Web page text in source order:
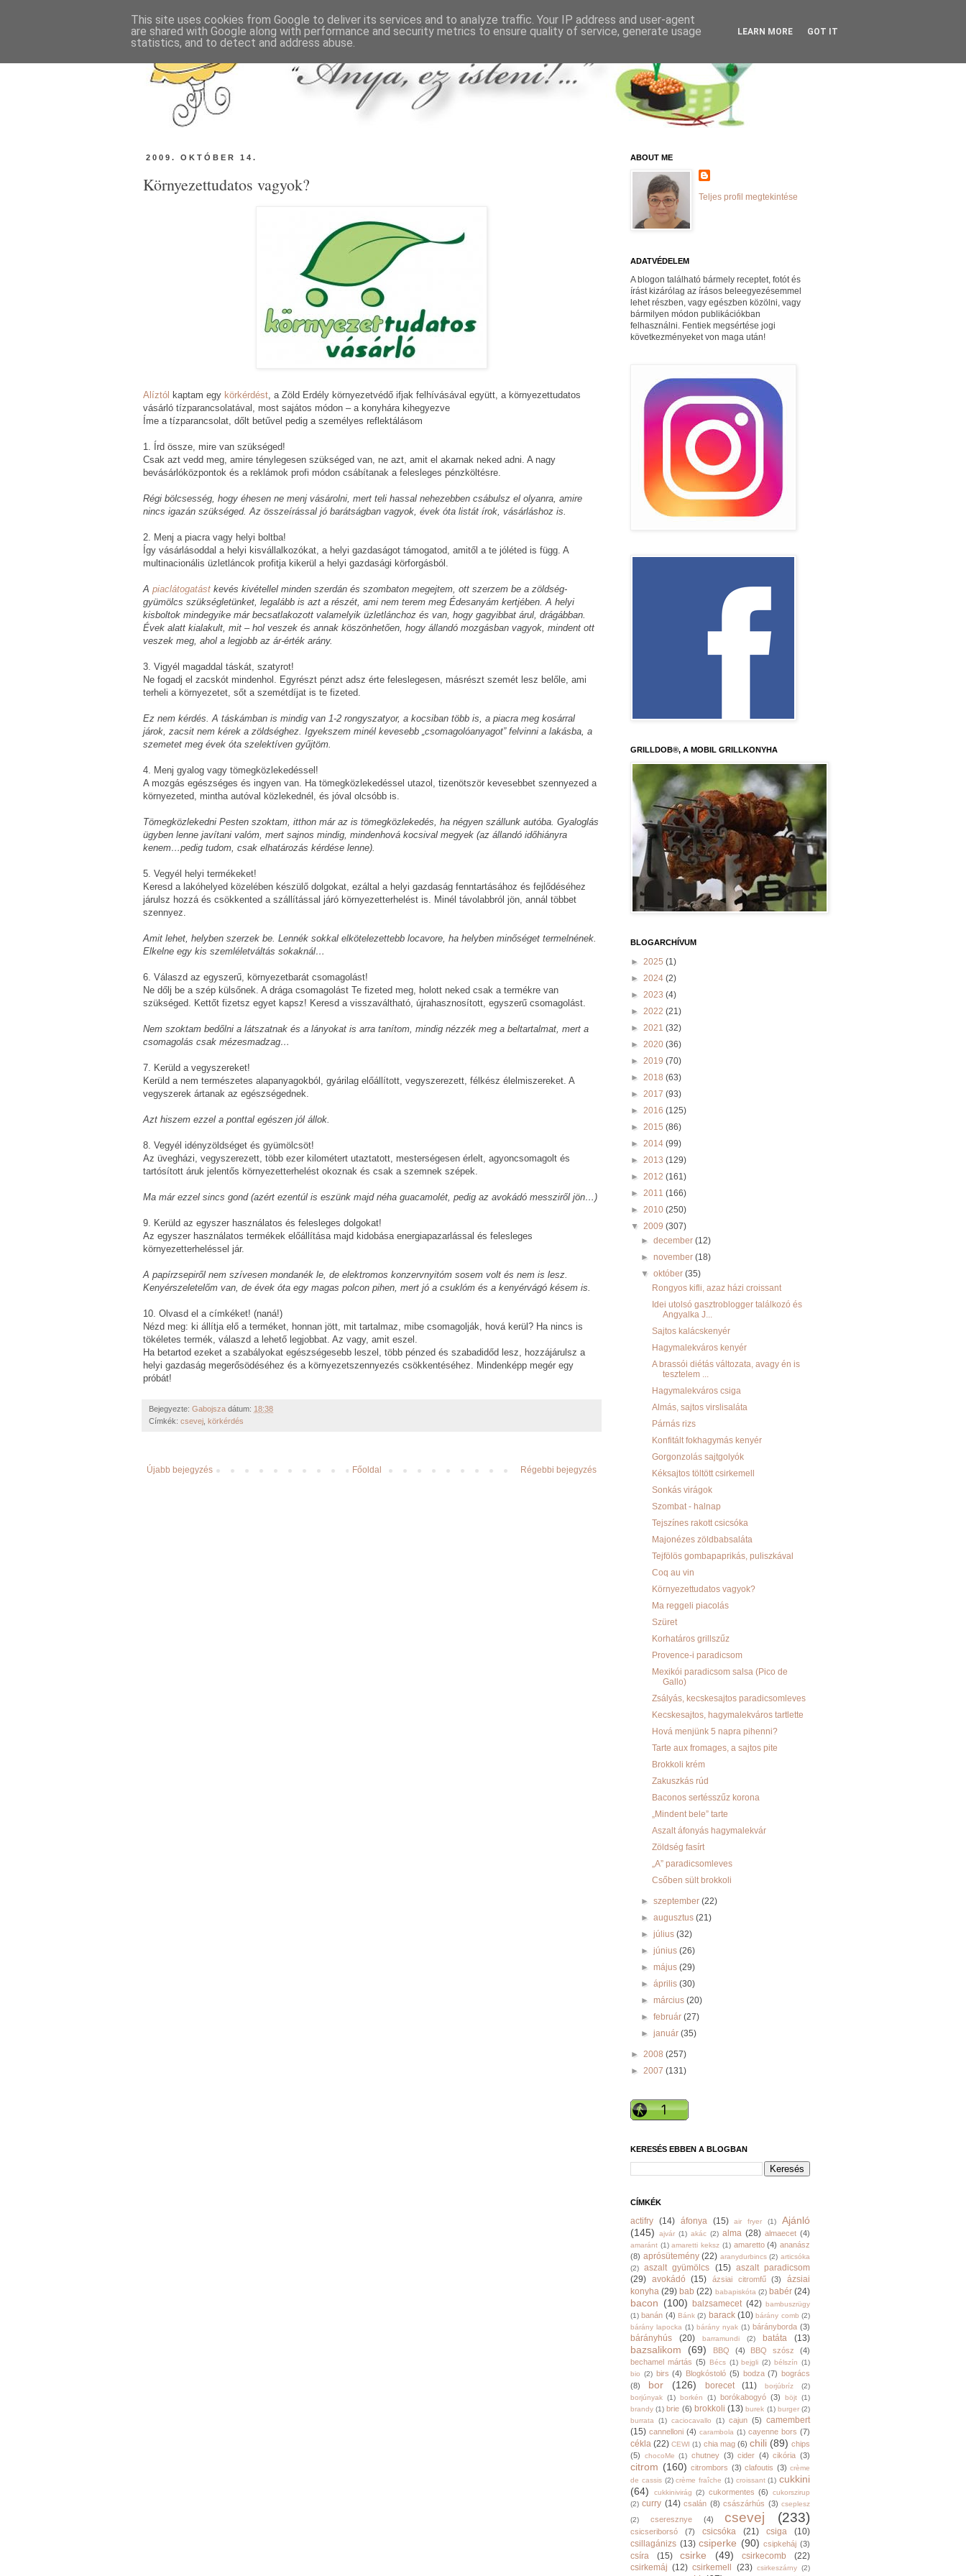
2009. OKTÓBER 14.
Környezettudatos vagyok?
Alíztól kaptam egy körkérdést , a Zöld Erdély környezetvédő ifjak felhívásával együtt, a környezettudatos
vásárló tízparancsolatával, most sajátos módon – a konyhára kihegyezve
Íme a tízparancsolat, dőlt betűvel pedig a személyes reflektálásom
1. Írd össze, mire van szükséged!
Csak azt vedd meg, amire ténylegesen szükséged van, ne azt, amit el akarnak neked adni. A nagy
bevásárlóközpontok és a reklámok profi módon csábítanak a felesleges pénzköltésre.
Régi bölcsesség, hogy éhesen ne menj vásárolni, mert teli hassal nehezebben csábulsz el olyanra, amire
nincs igazán szükséged. Az összeírással jó barátságban vagyok, évek óta listát írok, vásárláshoz is.
2. Menj a piacra vagy helyi boltba!
Így vásárlásoddal a helyi kisvállalkozókat, a helyi gazdaságot támogatod, amitől a te jóléted is függ. A
multinacionális üzletláncok profitja kikerül a helyi gazdasági körforgásból.
A piaclátogatást kevés kivétellel minden szerdán és szombaton megejtem, ott szerzem be a zöldség-
gyümölcs szükségletünket, legalább is azt a részét, ami nem terem meg Édesanyám kertjében. A helyi
kisboltok mindegyike már becsatlakozott valamelyik üzletlánchoz és van, hogy gagyibbat árul, drágábban.
Évek alatt kialakult, mit – hol veszek és annak köszönhetően, hogy állandó mozgásban vagyok, mindent ott
veszek meg, ahol a legjobb az ár-érték arány.
3. Vigyél magaddal táskát, szatyrot!
Ne fogadj el zacskót mindenhol. Egyrészt pénzt adsz érte feleslegesen, másrészt szemét lesz belőle, ami
terheli a környezetet, sőt a szemétdíjat is te fizeted.
Ez nem kérdés. A táskámban is mindig van 1-2 rongyszatyor, a kocsiban több is, a piacra meg kosárral
járok, zacsit nem kérek a zöldséghez. Igyekszem minél kevesebb „csomagolóanyagot” felvinni a lakásba, a
szemetet meg évek óta szelektíven gyűjtöm.
4. Menj gyalog vagy tömegközlekedéssel!
A mozgás egészséges és ingyen van. Ha tömegközlekedéssel utazol, tizenötször kevesebbet szennyezed a
környezeted, mintha autóval közlekednél, és jóval olcsóbb is.
Tömegközlekedni Pesten szoktam, itthon már az is tömegközlekedés, ha négyen szállunk autóba. Gyaloglás
ügyben lenne javítani valóm, mert sajnos mindig, mindenhová kocsival megyek (az állandó időhiányra
kenem…pedig tudom, csak elhatározás kérdése lenne).
5. Vegyél helyi termékeket!
Keresd a lakóhelyed közelében készülő dolgokat, ezáltal a helyi gazdaság fenntartásához és fejlődéséhez
járulsz hozzá és csökkented a szállítással járó környezetterhelést is. Minél távolabbról jön, annál többet
szennyez.
Amit lehet, helyben szerzek be. Lennék sokkal elkötelezettebb locavore, ha helyben minőséget termelnének.
Elkelne egy kis szemléletváltás sokaknál…
6. Válaszd az egyszerű, környezetbarát csomagolást!
Ne dőlj be a szép külsőnek. A drága csomagolást Te fizeted meg, holott neked csak a termékre van
szükséged. Kettőt fizetsz egyet kapsz! Keresd a visszaváltható, újrahasznosított, egyszerű csomagolást.
Nem szoktam bedőlni a látszatnak és a lányokat is arra tanítom, mindig nézzék meg a beltartalmat, mert a
csomagolás csak mézesmadzag…
7. Kerüld a vegyszereket!
Kerüld a nem természetes alapanyagokból, gyárilag előállított, vegyszerezett, félkész élelmiszereket. A
vegyszerek ártanak az egészségednek.
Azt hiszem ezzel a ponttal egészen jól állok.
8. Vegyél idényzöldséget és gyümölcsöt!
Az üvegházi, vegyszerezett, több ezer kilométert utaztatott, mesterségesen érlelt, agyoncsomagolt és
tartósított áruk jelentős környezetterhelést okoznak és csak a szemnek szépek.
Ma már ezzel sincs gond (azért ezentúl is eszünk majd néha guacamolét, pedig az avokádó messziről jön…)
9. Kerüld az egyszer használatos és felesleges dolgokat!
Az egyszer használatos termékek előállítása majd kidobása energiapazarlással és felesleges
környezetterheléssel jár.
A papírzsepiről nem szívesen mondanék le, de elektromos konzervnyitóm sosem volt és nem is lesz.
Kenyérszeletelőm van, de évek óta egy magas polcon pihen, mert jó a csuklóm és a kenyérvágó késem is.
10. Olvasd el a címkéket! (naná!)
Nézd meg: ki állítja elő a terméket, honnan jött, mit tartalmaz, mibe csomagolják, hová kerül? Ha nincs is
tökéletes termék, válaszd a lehető legjobbat. Az vagy, amit eszel.
Ha betartod ezeket a szabályokat egészségesebb leszel, több pénzed és szabadidőd lesz, hozzájárulsz a
helyi gazdaság megerősödéséhez és a környezetszennyezés csökkentéséhez. Mindenképp megér egy
próbát!
Bejegyezte: Gabojsza dátum: 18:38
Címkék: csevej körkérdés
Újabb bejegyzés Régebbi bejegyzés
Főoldal
ABOUT ME
Teljes profil megtekintése
ADATVÉDELEM
A blogon található bármely receptet, fotót és
írást kizárólag az írásos beleegyezésemmel
lehet részben, vagy egészben közölni, vagy
bármilyen módon publikációkban
felhasználni. Fentiek megsértése jogi
következményeket von maga után!
GRILLDOB®, A MOBIL GRILLKONYHA
BLOGARCHÍVUM
► 2025 (1)
► 2024 (2)
► 2023 (4)
► 2022 (21)
► 2021 (32)
► 2020 (36)
► 2019 (70)
► 2018 (63)
► 2017 (93)
► 2016 (125)
► 2015 (86)
► 2014 (99)
► 2013 (129)
► 2012 (161)
► 2011 (166)
► 2010 (250)
▼ 2009 (307)
►december(12)
►november(18)
▼október(35)
Rongyos kifli, azaz házi croissant
Idei utolsó gasztroblogger találkozó és
Angyalka J...
Sajtos kalácskenyér
Hagymalekváros kenyér
A brassói diétás változata, avagy én is
tesztelem ...
Hagymalekváros csiga
Almás, sajtos virslisaláta
Párnás rizs
Konfitált fokhagymás kenyér
Gorgonzolás sajtgolyók
Kéksajtos töltött csirkemell
Sonkás virágok
Szombat - halnap
Tejszínes rakott csicsóka
Majonézes zöldbabsaláta
Tejfölös gombapaprikás, puliszkával
Coq au vin
Környezettudatos vagyok?
Ma reggeli piacolás
Szüret
Korhatáros grillszűz
Provence-i paradicsom
Mexikói paradicsom salsa (Pico de
Gallo)
Zsályás, kecskesajtos paradicsomleves
Kecskesajtos, hagymalekváros tartlette
Hová menjünk 5 napra pihenni?
Tarte aux fromages, a sajtos pite
Brokkoli krém
Zakuszkás rúd
Baconos sertésszűz korona
„Mindent bele” tarte
Aszalt áfonyás hagymalekvár
Zöldség fasírt
„A” paradicsomleves
Csőben sült brokkoli
►szeptember(22)
►augusztus(21)
►július(32)
►június(26)
►május(29)
►április(30)
►március(20)
►február(27)
►január(35)
► 2008 (257)
► 2007 (131)
KERESÉS EBBEN A BLOGBAN
CÍMKÉK
actifry (14) áfonya (15) air fryer (1)
Ajánló
(145)
ajvár (1) akác (2) alma (28) almaecet (4)
amaránt (1) amaretti keksz (1) amaretto (4) ananász
(8) aprósütemény (22) aranydurbincs (2) articsóka
(2)
aszalt gyümölcs (15) aszalt paradicsom
(29) avokádó (15) ázsiai citromfű (3)
ázsiai
konyha (29) bab (22) babapiskóta (2) babér (24)
bacon (100) balzsamecet (42) bambuszrügy
(1) banán (4) Bánk (2) barack (10) bárány comb (2)
bárány lapocka (1) bárány nyak (1) bárányborda (3)
bárányhús (20) barramundi (2) batáta (13)
bazsalikom (69) BBQ (4) BBQ szósz
(4)
bechamel mártás (5) Bécs (1) bejgli (2) bélszín (1)
bio (2) birs (4) Blogkóstoló (5) bodza (7) bogrács
(8)
bor (126) borecet (11) borjúbríz
(2)
borjúnyak (1) borkén (1) borókabogyó (3) böjt (1)
brandy (1) brie (6) brokkoli (13) burek (1) burger (2)
burrata
(1) caciocavallo (1) cajun (5) camembert
(15) cannelloni (4) carambola (1) cayenne bors (7)
cékla (22) CEWI (1) chia mag (6) chili (89) chips
(5)
chocoMe (1) chutney (3) cider (4) cikória (3)
citrom (160) citrombors (3) clafoutis (3) crème
de cassis (2) crème fraîche (1) croissant (1) cukkini
(64)
cukkinivirág (2) cukormentes (6)
cukorszirup
(2) curry (14) csalán (8) császárhús (3) cseplesz
(2)
cseresznye (4) csevej (233)
csicseriborsó (7) csicsóka (21) csiga
(10)
csillagánizs (13) csiperke (90) csipkeháj (3)
csíra (15) csirke (49) csirkecomb
(22)
csirkemáj (12) csirkemell (23) csirkeszárny (2)
This site uses cookies from Google to deliver its services and to analyze traffic. Your IP address and user-agent
are shared with Google along with performance and security metrics to ensure quality of service, generate usage
statistics, and to detect and address abuse.
LEARN MORE GOT IT